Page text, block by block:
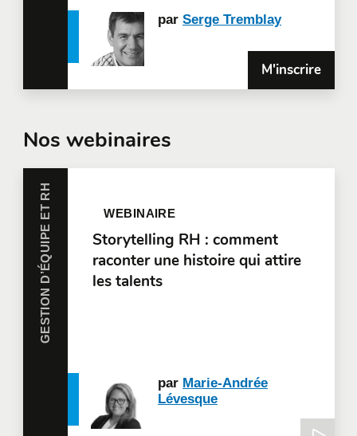
parSerge Tremblay
M'inscrire
Nos webinaires
GESTION D’ÉQUIPE ET RH WEBINAIRE
Storytelling RH : comment
raconter une histoire qui attire
les talents
par Marie-Andrée
Lévesque